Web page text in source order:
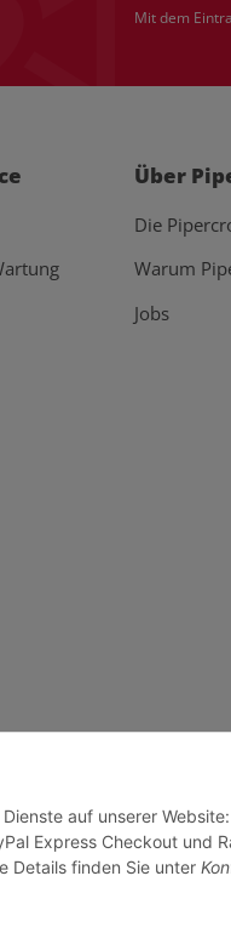
auf unserer
Express Checkout und
Details finden Sie unter
Mit dem
Über
Die
Warum
Jobs